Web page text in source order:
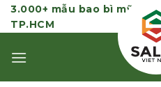
Skip
to
3.000+ mẫu bao bì mỹ
TP.HCM